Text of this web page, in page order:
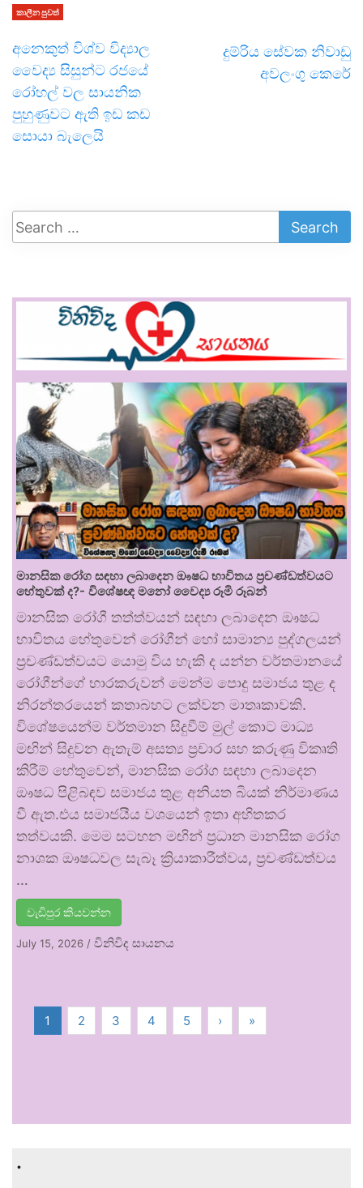
කාලීන පුවත්
අනෙකුත් විශ්ව විද්‍යාල
වෛද්‍ය සිසුන්ට රජයේ
රෝහල් වල සායනික
පුහුණුවට ඇති ඉඩ කඩ
සොයා බැලෙයි
දුම්රිය සේවක නිවාඩු
අවලංගු කෙරේ
මානසික රෝග සඳහා ලබාදෙන ඖෂධ භාවිතය ප්‍රචණ්ඩත්වයට
හේතුවක් ද?- විශේෂඥ මනෝ වෛද්‍ය රූමි රූබන්
මානසික රෝගී තත්ත්වයන් සඳහා ලබාදෙන ඖෂධ
භාවිතය හේතුවෙන් රෝගීන් හෝ සාමාන්‍ය පුද්ගලයන්
ප්‍රචණ්ඩත්වයට යොමු විය හැකි ද යන්න වර්තමානයේ
රෝගීන්ගේ භාරකරුවන් මෙන්ම පොදු සමාජය තුළ ද
නිරන්තරයෙන් කතාබහට ලක්වන මාතෘකාවකි.
විශේෂයෙන්ම වර්තමාන සිදුවීම් මුල් කොට මාධ්‍ය
මඟින් සිදුවන ඇතැම් අසත්‍ය ප්‍රචාර සහ කරුණු විකෘති
කිරීම් හේතුවෙන්, මානසික රෝග සඳහා ලබාදෙන
ඖෂධ පිළිබඳව සමාජය තුළ අනියත බියක් නිර්මාණය
වී ඇත.එය සමාජයීය වශයෙන් ඉතා අහිතකර
තත්වයකි. මෙම සටහන මඟින් ප්‍රධාන මානසික රෝග
නාශක ඖෂධවල සැබෑ ක්‍රියාකාරීත්වය, ප්‍රචණ්ඩත්වය
…
වැඩිපුර කියවන්න
July 15, 2026 / විනිවිද සායනය
1 2 3 4 5 › »
.